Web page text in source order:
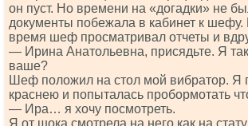
он пуст. Но времени на «догадки» не
документы побежала в кабинет к шефу.
время шеф просматривал отчеты и
— Ирина Анатольевна, присядьте. Я
ваше?
Шеф положил на стол мой вибратор. Я
краснею и попыталась пробормотать
— Ира… я хочу посмотреть.
Я от шока смотрела на него как на